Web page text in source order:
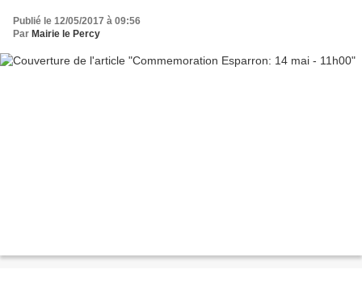
Publié le 12/05/2017 à 09:56
Par Mairie le Percy